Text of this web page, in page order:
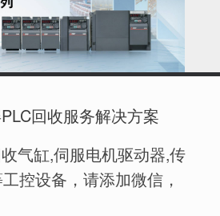
回收服务解决方案
气缸,伺服电机驱动器,传
控设备，请添加微信，